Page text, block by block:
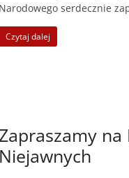
serdecznie
Czytaj dalej